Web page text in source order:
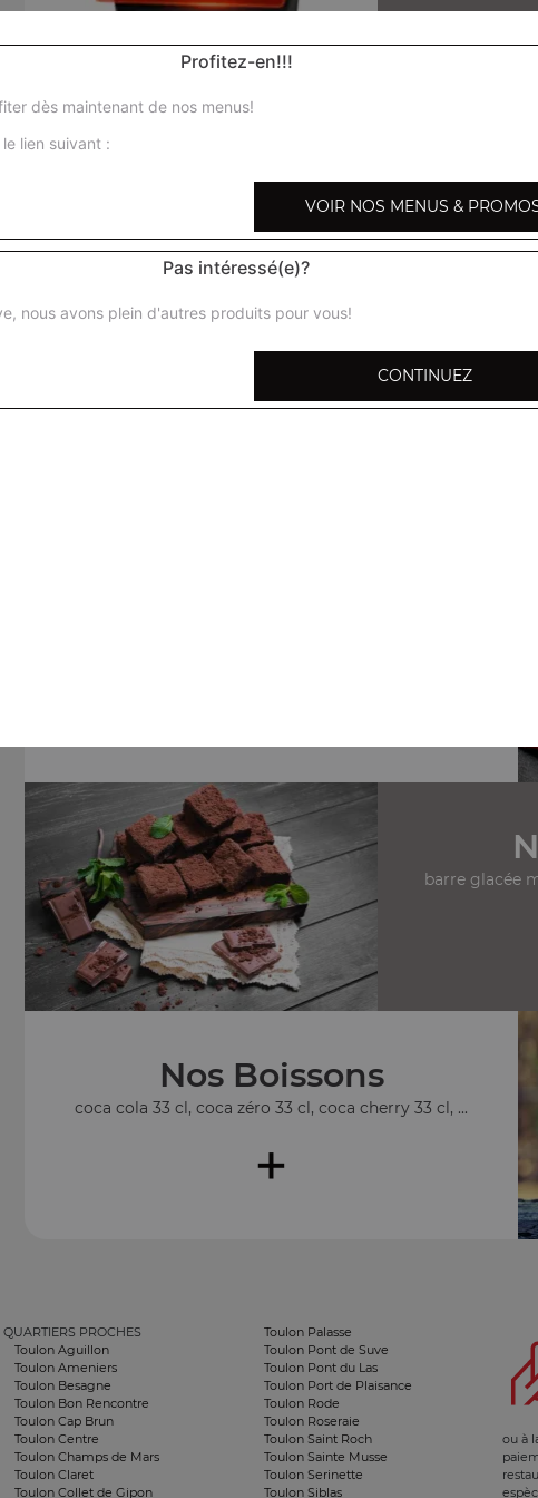
menu enfant pizza fromage, menu enfant pizza jambon
fromage
+
pizza
barre glacée
Nos Boissons
coca cola 33 cl, coca zéro 33 cl, coca cherry 33 cl, ...
+
QUARTIERS PROCHES
Toulon Aguillon
Toulon Ameniers
Toulon Besagne
Toulon Bon Rencontre
Toulon Cap Brun
Toulon Centre
Toulon Champs de Mars
Toulon Claret
Toulon Collet de Gipon
Toulon Palasse
Toulon Pont de Suve
Toulon Pont du Las
Toulon Port de Plaisance
Toulon Rode
Toulon Roseraie
Toulon Saint Roch
Toulon Sainte Musse
Toulon Serinette
Toulon Siblas
ou à
Profitez-en!!!
dès maintenant de nos menus!
lien suivant :
VOIR NOS MENUS &
Pas intéressé(e)?
nous avons plein d'autres produits pour vous!
CONTINUEZ